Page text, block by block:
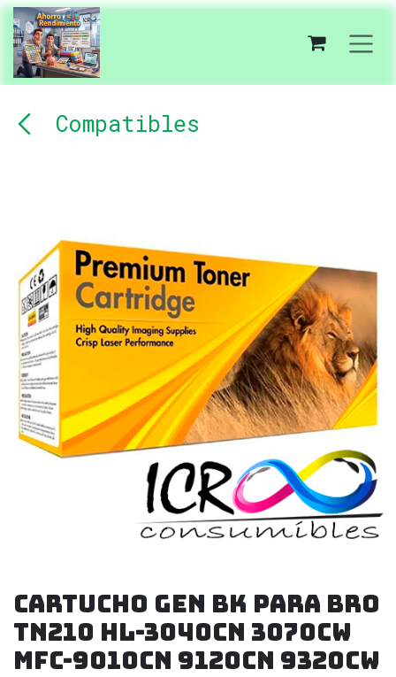
Ir al contenido
Compatibles
Cartucho Gen Bk para Bro
TN210 HL-3040CN 3070CW
MFC-9010CN 9120CN 9320CW